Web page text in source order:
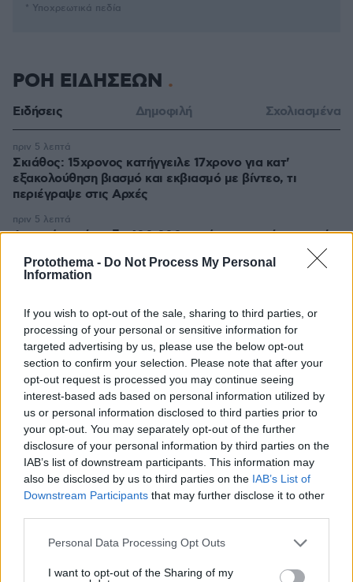
Protothema - Do Not Process My Personal
Information
If you wish to opt-out of the sale, sharing to third parties, or
processing of your personal or sensitive information for
targeted advertising by us, please use the below opt-out
section to confirm your selection. Please note that after your
opt-out request is processed you may continue seeing
interest-based ads based on personal information utilized by
us or personal information disclosed to third parties prior to
your opt-out. You may separately opt-out of the further
disclosure of your personal information by third parties on the
IAB’s list of downstream participants. This information may
also be disclosed by us to third parties on the IAB’s List of
Downstream Participants that may further disclose it to other
Please note that this website/app uses one or more Google
not limited to your visit or usage behaviour. You may click to
Personal Data Processing Opt Outs
I want to opt-out of the Sharing of my
* Υποχρεωτικά πεδία
ΡΟΗ ΕΙΔΗΣΕΩΝ
Ειδήσεις Δημοφιλή Σχολιασμένα
Σκιάθος: 15χρονος κατήγγειλε 17χρονο για κατ'
εξακολούθηση βιασμό και εκβιασμό με βίντεο, τι
περιέγραψε στις Αρχές
πριν 5 λεπτά
Απατεώνας άρπαξε 400.000 ευρώ και κοσμήματα από
πριν 5 λεπτά
πριν 9 λεπτά
Το πιο συχνό λάθος όταν ψωνίζουμε τρόφιμα το
καλοκαίρι – Και πώς να το αποφύγουμε
πριν 10 λεπτά
Πάνω από 50.000 Βορειοκορεάτες στρατιώτες θα
αναπτυχθούν στη Ρωσία, λέει ο Ζελένσκι
πριν 11 λεπτά
Τα σοβαρά λάθη που κάνουμε και επηρεάζεται η υγεία
του σκύλου μας
πριν 29 λεπτά
Ο Τομ Χόλαντ δάκρυσε όταν είδε τη Ζεντάγια στον
«μυστικό» γάμο τους στην Αγγλία
σχέδιο του Τραμπ για τη Γάζα: Δεν αποσύρουμε τον
πριν 38 λεπτά